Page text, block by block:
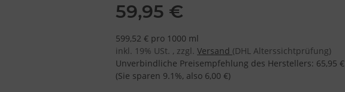
59,95 €
599,52 € pro 1000 ml
inkl. 19% USt. , zzgl. Versand (DHL Alterssichtprüfung)
Unverbindliche Preisempfehlung des Herstellers: 65,95 €
(Sie sparen 9.1%, also 6,00 €)